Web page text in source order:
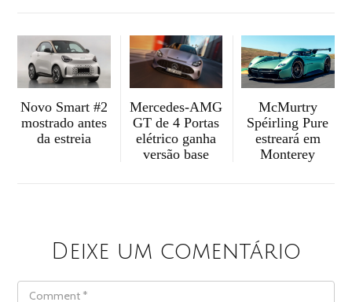
Novo Smart #2
mostrado antes
da estreia
Mercedes-AMG
GT de 4 Portas
elétrico ganha
versão base
McMurtry
Spéirling Pure
estreará em
Monterey
Deixe um comentário
COMMENT